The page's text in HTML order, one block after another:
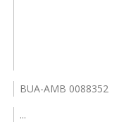
BUA-AMB 0088352
...